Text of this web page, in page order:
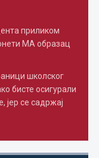
приликом
МА образац
школског
бисте осигурали
јер се садржај